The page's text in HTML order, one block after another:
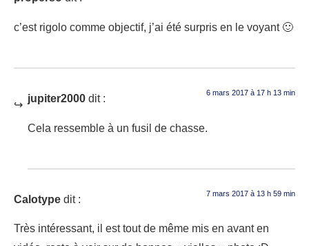
c’est rigolo comme objectif, j’ai été surpris en le voyant 🙂
jupiter2000 dit : 6 mars 2017 à 17 h 13 min
Cela ressemble à un fusil de chasse.
Calotype dit : 7 mars 2017 à 13 h 59 min
Très intéressant, il est tout de même mis en avant en